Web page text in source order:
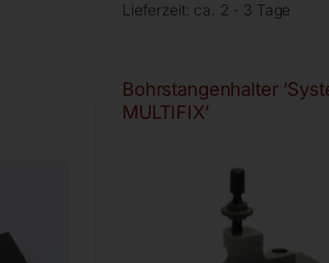
Lieferzeit: ca. 2 - 3 Tage
Bohrstangenhalter
MULTIFIX’